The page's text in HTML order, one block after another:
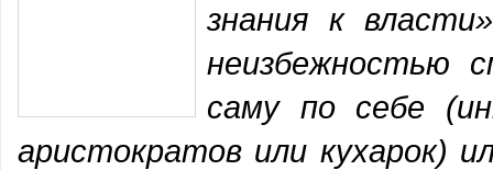
знания к
неизбежностью
саму по себе
аристократов или кухарок)